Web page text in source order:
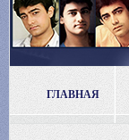
ГЛАВНАЯ